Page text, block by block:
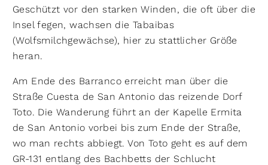
Geschützt vor den starken Winden, die oft über die
Insel fegen, wachsen die Tabaibas
(Wolfsmilchgewächse), hier zu stattlicher Größe
heran.
Am Ende des Barranco erreicht man über die
Straße Cuesta de San Antonio das reizende Dorf
Toto. Die Wanderung führt an der Kapelle Ermita
de San Antonio vorbei bis zum Ende der Straße,
wo man rechts abbiegt. Von Toto geht es auf dem
GR-131 entlang des Bachbetts der Schlucht